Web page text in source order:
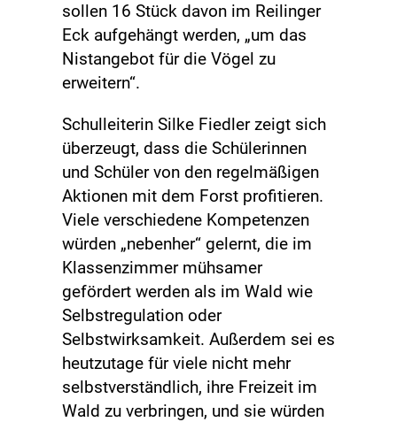
sollen 16 Stück davon im Reilinger
Eck aufgehängt werden, „um das
Nistangebot für die Vögel zu
erweitern“.
Schulleiterin Silke Fiedler zeigt sich
überzeugt, dass die Schülerinnen
und Schüler von den regelmäßigen
Aktionen mit dem Forst profitieren.
Viele verschiedene Kompetenzen
würden „nebenher“ gelernt, die im
Klassenzimmer mühsamer
gefördert werden als im Wald wie
Selbstregulation oder
Selbstwirksamkeit. Außerdem sei es
heutzutage für viele nicht mehr
selbstverständlich, ihre Freizeit im
Wald zu verbringen, und sie würden